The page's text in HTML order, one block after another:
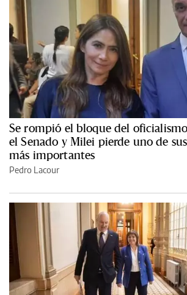
Se rompió el bloque del
el Senado y Milei pierde uno de
más importantes
Pedro Lacour